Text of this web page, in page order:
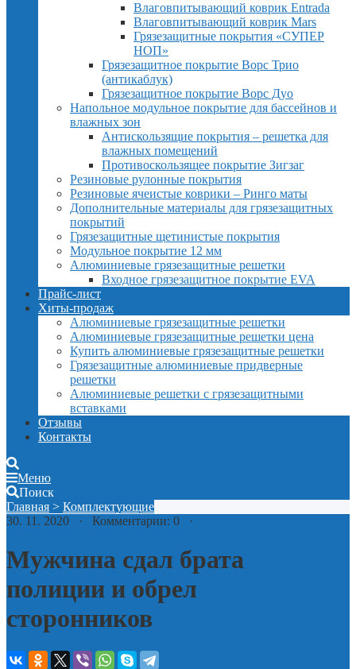
Влаговпитывающий коврик Entrada
Влаговпитывающий коврик Mars
Грязезащитные покрытия «СУПЕР
НОП»
Грязезащитное покрытие Ворс Трио
(антикаблук)
Грязезащитное покрытие Ворс Дуо
Напольное модульное покрытие для бассейнов и
влажных зон
Антискользящие покрытия – решетка для
влажных помещений
Противоскользящее покрытие Зигзаг
Резиновые рулонные покрытия
Резиновые ячеистые коврики – Ринго маты
Дополнительные материалы для грязезащитных
покрытий
Грязезащитные щетинистые покрытия
Модульное покрытие 12 мм
Алюминиевые грязезащитные решетки
Входное грязезащитное покрытие EVA
Прайс-лист
Хиты-продаж
Алюминиевые грязезащитные решетки
Алюминиевые грязезащитные решетки цена
Купить алюминиевые грязезащитные решетки
Грязезащитные алюминиевые придверные
решетки
Алюминиевые решетки с грязезащитными
вставками
Отзывы
Контакты
Меню
Поиск
Главная > Комплектующие
30. 11. 2020 · Комментарии: 0 ·
Мужчина сдал брата
полиции и обрел
сторонников